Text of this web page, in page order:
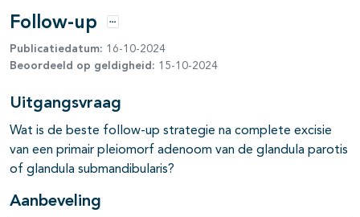
Follow-up Opties
Publicatiedatum: 16-10-2024
Beoordeeld op geldigheid: 15-10-2024
Uitgangsvraag
Wat is de beste follow-up strategie na complete excisie
van een primair pleiomorf adenoom van de glandula parotis
of glandula submandibularis?
Aanbeveling